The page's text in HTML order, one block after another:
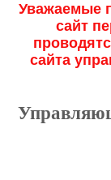
Уважаемые
сайт
сайта